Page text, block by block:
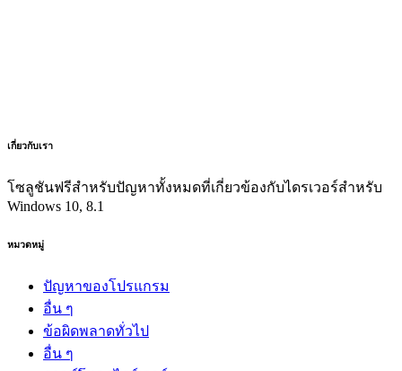
เกี่ยวกับเรา
โซลูชันฟรีสำหรับปัญหาทั้งหมดที่เกี่ยวข้องกับไดรเวอร์สำหรับ
Windows 10, 8.1
หมวดหมู่
ปัญหาของโปรแกรม
อื่น ๆ
ข้อผิดพลาดทั่วไป
อื่น ๆ